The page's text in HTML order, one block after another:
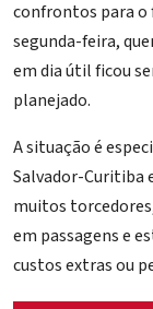
confrontos para o
segunda-feira,
em dia útil ficou
planejado.
A situação é
Salvador-Curitiba
muitos
em passagens e
custos extras ou